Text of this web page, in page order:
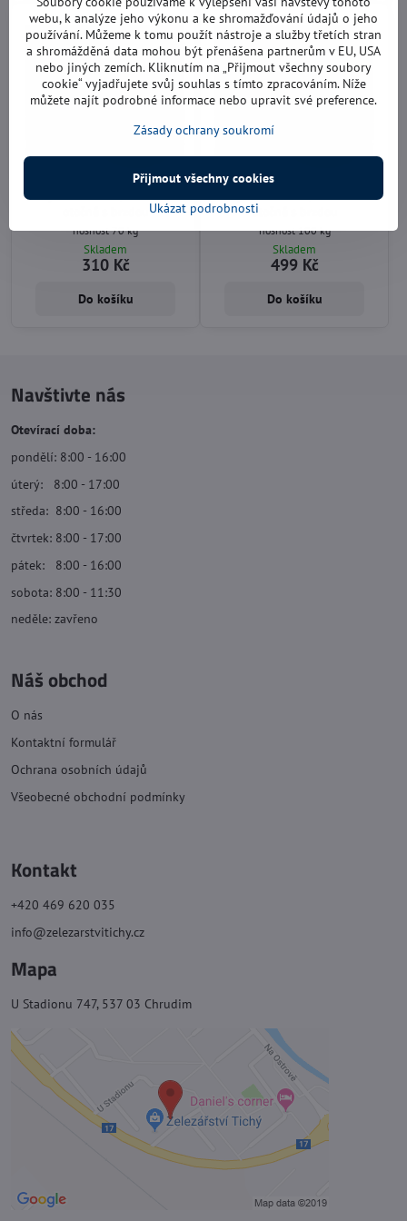
nosnost 70 kg
Skladem
310 Kč
Do košíku
otočné s brzdou
nosnost 100 kg
Skladem
499 Kč
Do košíku
Navštivte nás
Otevírací doba:
pondělí: 8:00 - 16:00
úterý: 8:00 - 17:00
středa: 8:00 - 16:00
čtvrtek: 8:00 - 17:00
pátek: 8:00 - 16:00
sobota: 8:00 - 11:30
neděle: zavřeno
Náš obchod
O nás
Kontaktní formulář
Ochrana osobních údajů
Všeobecné obchodní podmínky
Kontakt
+420 469 620 035
info@zelezarstvitichy.cz
Mapa
U Stadionu 747, 537 03 Chrudim
webu, k analýze jeho výkonu a ke shromažďování údajů o jeho
používání. Můžeme k tomu použít nástroje a služby třetích stran
a shromážděná data mohou být přenášena partnerům v EU, USA
nebo jiných zemích. Kliknutím na „Přijmout všechny soubory
cookie“ vyjadřujete svůj souhlas s tímto zpracováním. Níže
můžete najít podrobné informace nebo upravit své preference.
Zásady ochrany soukromí
Ukázat podrobnosti
Přijmout všechny cookies